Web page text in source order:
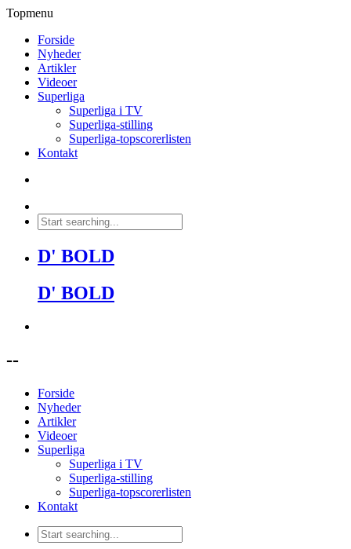
Topmenu
Forside
Nyheder
Artikler
Videoer
Superliga
Superliga i TV
Superliga-stilling
Superliga-topscorerlisten
Kontakt
D' BOLD
D' BOLD
--
Forside
Nyheder
Artikler
Videoer
Superliga
Superliga i TV
Superliga-stilling
Superliga-topscorerlisten
Kontakt